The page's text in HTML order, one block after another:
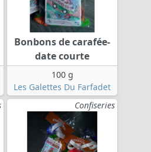
Bonbons de carafée-
date courte
100 g
Les Galettes Du Farfadet
Confiseries